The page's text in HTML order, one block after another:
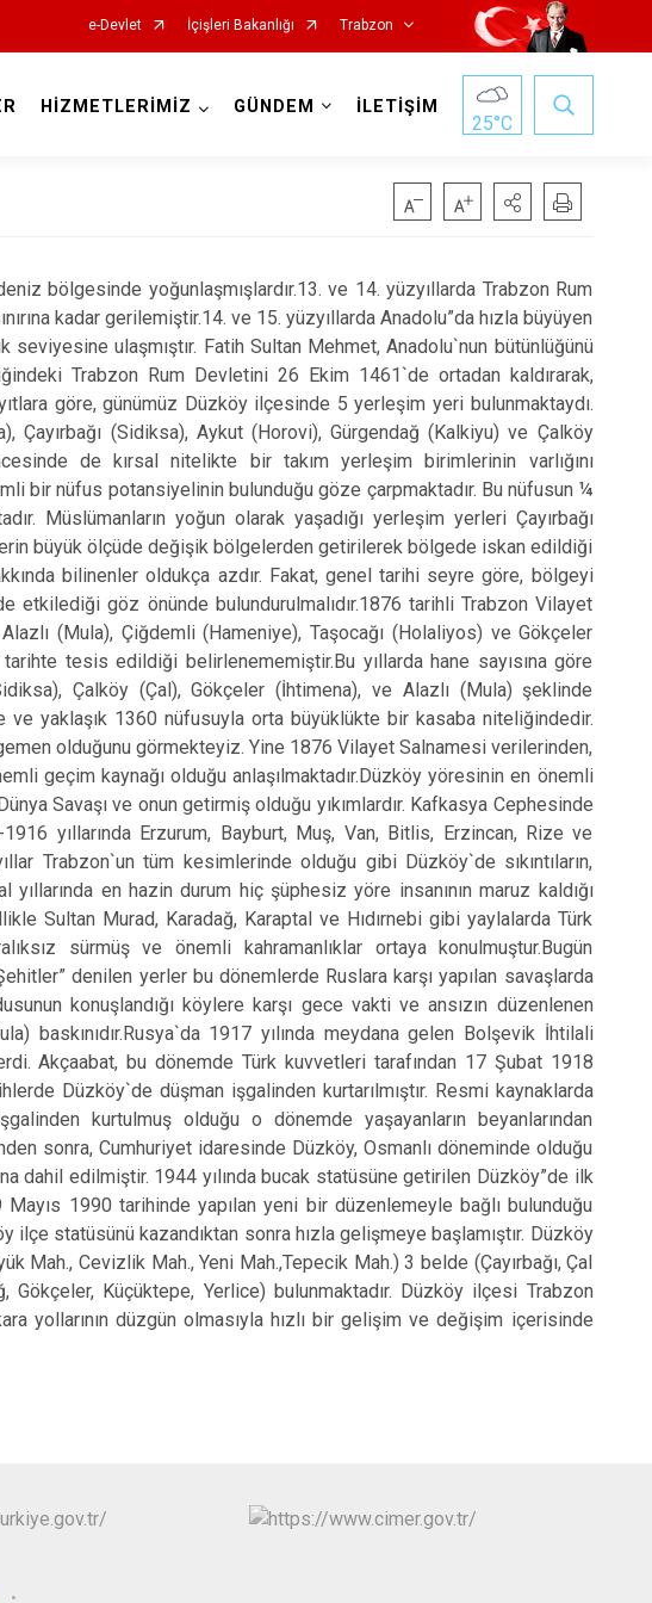
e-Devlet İçişleri Bakanlığı Trabzon
Akçaabat
Köprübaşı
Maçka
Of
Şalpazarı
Sürmene
Tonya
Vakfıkebir
Yomra
Ortahisar
HİZMETLERİMİZ GÜNDEM İLETİŞİM
25°C
bölgesinde yoğunlaşmışlardır.13. ve 14. yüzyıllarda Trabzon Rum
kadar gerilemiştir.14. ve 15. yüzyıllarda Anadolu”da hızla büyüyen
ulaşmıştır. Fatih Sultan Mehmet, Anadolu`nun bütünlüğünü
Trabzon Rum Devletini 26 Ekim 1461`de ortadan kaldırarak,
göre, günümüz Düzköy ilçesinde 5 yerleşim yeri bulunmaktaydı.
(Sidiksa), Aykut (Horovi), Gürgendağ (Kalkiyu) ve Çalköy
de kırsal nitelikte bir takım yerleşim birimlerinin varlığını
bir nüfus potansiyelinin bulunduğu göze çarpmaktadır. Bu nüfusun ¼
Müslümanların yoğun olarak yaşadığı yerleşim yerleri Çayırbağı
büyük ölçüde değişik bölgelerden getirilerek bölgede iskan edildiği
bilinenler oldukça azdır. Fakat, genel tarihi seyre göre, bölgeyi
göz önünde bulundurulmalıdır.1876 tarihli Trabzon Vilayet
(Mula), Çiğdemli (Hameniye), Taşocağı (Holaliyos) ve Gökçeler
tesis edildiği belirlenememiştir.Bu yıllarda hane sayısına göre
Çalköy (Çal), Gökçeler (İhtimena), ve Alazlı (Mula) şeklinde
yaklaşık 1360 nüfusuyla orta büyüklükte bir kasaba niteliğindedir.
olduğunu görmekteyiz. Yine 1876 Vilayet Salnamesi verilerinden,
geçim kaynağı olduğu anlaşılmaktadır.Düzköy yöresinin en önemli
Savaşı ve onun getirmiş olduğu yıkımlardır. Kafkasya Cephesinde
yıllarında Erzurum, Bayburt, Muş, Van, Bitlis, Erzincan, Rize ve
Trabzon`un tüm kesimlerinde olduğu gibi Düzköy`de sıkıntıların,
en hazin durum hiç şüphesiz yöre insanının maruz kaldığı
Sultan Murad, Karadağ, Karaptal ve Hıdırnebi gibi yaylalarda Türk
sürmüş ve önemli kahramanlıklar ortaya konulmuştur.Bugün
denilen yerler bu dönemlerde Ruslara karşı yapılan savaşlarda
konuşlandığı köylere karşı gece vakti ve ansızın düzenlenen
baskınıdır.Rusya`da 1917 yılında meydana gelen Bolşevik İhtilali
Akçaabat, bu dönemde Türk kuvvetleri tarafından 17 Şubat 1918
Düzköy`de düşman işgalinden kurtarılmıştır. Resmi kaynaklarda
kurtulmuş olduğu o dönemde yaşayanların beyanlarından
sonra, Cumhuriyet idaresinde Düzköy, Osmanlı döneminde olduğu
dahil edilmiştir. 1944 yılında bucak statüsüne getirilen Düzköy”de ilk
1990 tarihinde yapılan yeni bir düzenlemeyle bağlı bulunduğu
ilçe statüsünü kazandıktan sonra hızla gelişmeye başlamıştır. Düzköy
Mah., Cevizlik Mah., Yeni Mah.,Tepecik Mah.) 3 belde (Çayırbağı, Çal
Gökçeler, Küçüktepe, Yerlice) bulunmaktadır. Düzköy ilçesi Trabzon
yollarının düzgün olmasıyla hızlı bir gelişim ve değişim içerisinde